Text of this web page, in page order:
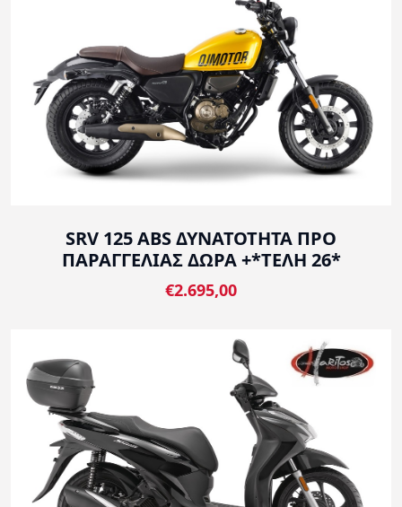
SRV 125 ABS ΔΥΝΑΤΟΤΗΤΑ ΠΡΟ
ΠΑΡΑΓΓΕΛΙΑΣ ΔΩΡΑ +*ΤΕΛΗ 26*
€2.695,00